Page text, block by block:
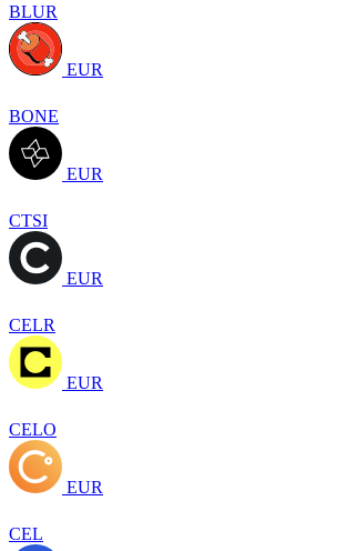
BLUR
EUR
BONE
EUR
CTSI
EUR
CELR
EUR
CELO
EUR
CEL